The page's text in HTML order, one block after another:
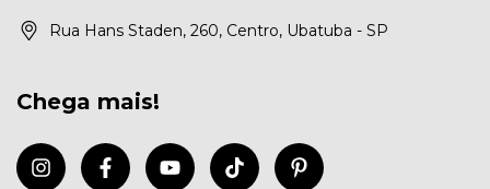
Rua Hans Staden, 260, Centro, Ubatuba - SP
Chega mais!